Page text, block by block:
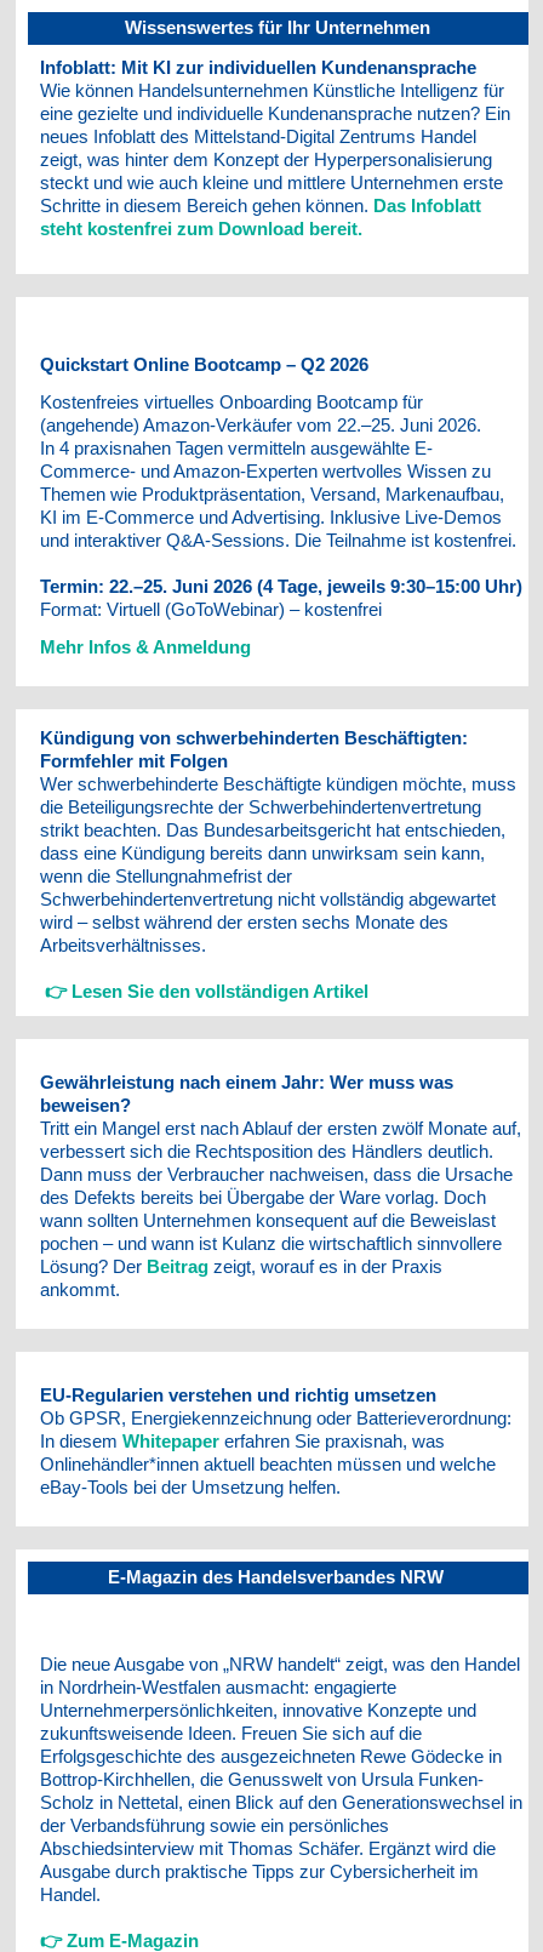
Wissenswertes für Ihr Unternehmen
Infoblatt: Mit KI zur individuellen Kundenansprache
Wie können Handelsunternehmen Künstliche Intelligenz für
eine gezielte und individuelle Kundenansprache nutzen? Ein
neues Infoblatt des Mittelstand-Digital Zentrums Handel
zeigt, was hinter dem Konzept der Hyperpersonalisierung
steckt und wie auch kleine und mittlere Unternehmen erste
Schritte in diesem Bereich gehen können. Das Infoblatt
steht kostenfrei zum Download bereit.
Quickstart Online Bootcamp – Q2 2026
Kostenfreies virtuelles Onboarding Bootcamp für
(angehende) Amazon-Verkäufer vom 22.–25. Juni 2026.
In 4 praxisnahen Tagen vermitteln ausgewählte E-
Commerce- und Amazon-Experten wertvolles Wissen zu
Themen wie Produktpräsentation, Versand, Markenaufbau,
KI im E-Commerce und Advertising. Inklusive Live-Demos
und interaktiver Q&A-Sessions. Die Teilnahme ist kostenfrei.
Termin: 22.–25. Juni 2026 (4 Tage, jeweils 9:30–15:00 Uhr)
Format: Virtuell (GoToWebinar) – kostenfrei
Mehr Infos & Anmeldung
Kündigung von schwerbehinderten Beschäftigten:
Formfehler mit Folgen
Wer schwerbehinderte Beschäftigte kündigen möchte, muss
die Beteiligungsrechte der Schwerbehindertenvertretung
strikt beachten. Das Bundesarbeitsgericht hat entschieden,
dass eine Kündigung bereits dann unwirksam sein kann,
wenn die Stellungnahmefrist der
Schwerbehindertenvertretung nicht vollständig abgewartet
wird – selbst während der ersten sechs Monate des
Arbeitsverhältnisses.
👉 Lesen Sie den vollständigen Artikel
Gewährleistung nach einem Jahr: Wer muss was
beweisen?
Tritt ein Mangel erst nach Ablauf der ersten zwölf Monate auf,
verbessert sich die Rechtsposition des Händlers deutlich.
Dann muss der Verbraucher nachweisen, dass die Ursache
des Defekts bereits bei Übergabe der Ware vorlag. Doch
wann sollten Unternehmen konsequent auf die Beweislast
pochen – und wann ist Kulanz die wirtschaftlich sinnvollere
Lösung? Der Beitragzeigt, worauf es in der Praxis
ankommt.
EU-Regularien verstehen und richtig umsetzen
Ob GPSR, Energiekennzeichnung oder Batterieverordnung:
In diesem Whitepapererfahren Sie praxisnah, was
Onlinehändler*innen aktuell beachten müssen und welche
eBay-Tools bei der Umsetzung helfen.
E-Magazin des Handelsverbandes NRW
Die neue Ausgabe von „NRW handelt“ zeigt, was den Handel
in Nordrhein-Westfalen ausmacht: engagierte
Unternehmerpersönlichkeiten, innovative Konzepte und
zukunftsweisende Ideen. Freuen Sie sich auf die
Erfolgsgeschichte des ausgezeichneten Rewe Gödecke in
Bottrop-Kirchhellen, die Genusswelt von Ursula Funken-
Scholz in Nettetal, einen Blick auf den Generationswechsel in
der Verbandsführung sowie ein persönliches
Abschiedsinterview mit Thomas Schäfer. Ergänzt wird die
Ausgabe durch praktische Tipps zur Cybersicherheit im
Handel.
👉 Zum E-Magazin